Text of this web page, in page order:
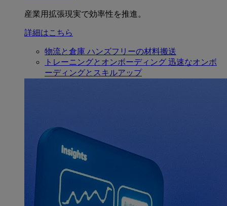
産業用拡張現実で効率性を推進。
詳細はこちら
物流と倉庫 ハンズフリーの材料搬送
トレーニングとオンボーディング 迅速なオンボ
ーディングとスキルアップ